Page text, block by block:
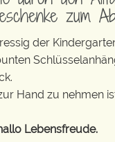
zum
der
Hand zu nehmen
Lebensfreude.